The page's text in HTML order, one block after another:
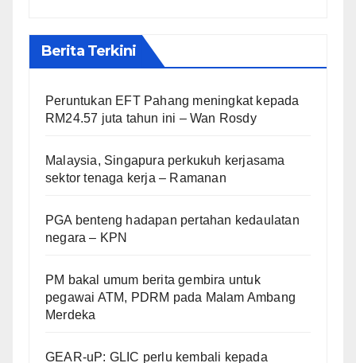
Berita Terkini
Peruntukan EFT Pahang meningkat kepada
RM24.57 juta tahun ini – Wan Rosdy
Malaysia, Singapura perkukuh kerjasama
sektor tenaga kerja – Ramanan
PGA benteng hadapan pertahan kedaulatan
negara – KPN
PM bakal umum berita gembira untuk
pegawai ATM, PDRM pada Malam Ambang
Merdeka
GEAR-uP: GLIC perlu kembali kepada